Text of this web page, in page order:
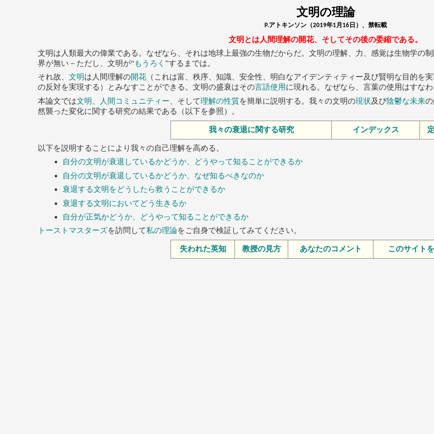
文明の理論
P.アトキンソン（2019年1月16日）、禁転載
文明とは人間理解の開花、そしてその後の委縮である。
文明は人類最大の偉業である。なぜなら、それは地球上最強の生物だからだ。文明の理解、力、感覚は生物学の
界が無い－ただし、文明が“もうろく”するまでは。
それ故、文明は人間理解の開花 （これは富、秩序、知識、安全性、明白なアイデンティティー及び賢明な目的を
の反対を実現する）とみなすことができる。文明の盛衰はその言語使用 に現れる。なぜなら、言葉の使用はすな
本論文では文明 人間コミュニティー 、そして理解の性質を簡単に説明する。我々の文明の現状及び陰鬱な未来
然襲った変化に関する研究の結果である（以下を参照）。
我々の衰退に関する研究 インデックス
以下を説明することにより我々の自己理解を高める。
自分の文明が衰退しているかどうか、どうやって知ることができるか
自分の文明が衰退しているかどうか、なぜ知るべきなのか
衰退する文明をどうしたら救うことができるか
衰退する文明においてどう生きるか
自分が正気かどうか、どうやって知ることができるか
トーストマスターズを訪問して私の理論をご自身で検証してみてください。
失われた英知 教授の見方 あなたのコメント このサイト